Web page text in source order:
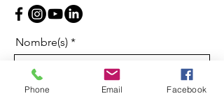
Nombre(s)
Apellidos
Phone Email Facebook